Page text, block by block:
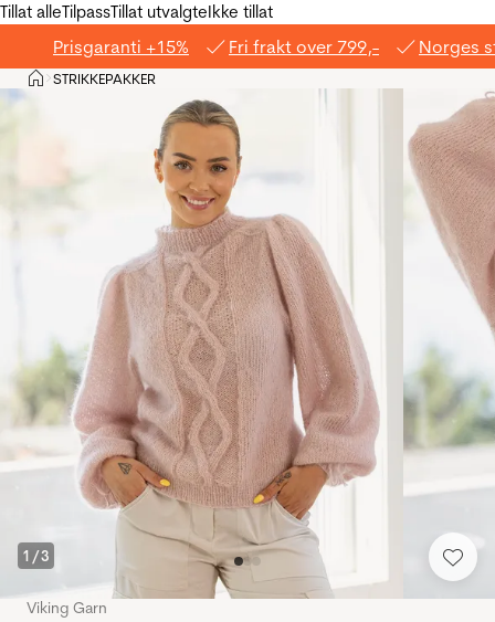
Tillat alleTilpassTillat utvalgteIkke tillat
Prisgaranti +15% Fri frakt over 799,- Norges
Hjem
>STRIKKEPAKKER
1 /3
Viking Garn